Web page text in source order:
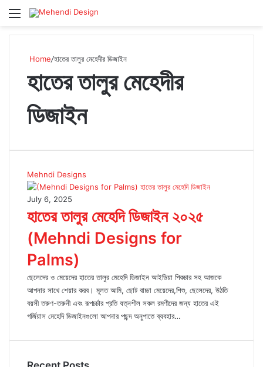
Menu
Home/হাতের তালুর মেহেদীর ডিজাইন
হাতের তালুর মেহেদীর
ডিজাইন
Mehndi Designs
July 6, 2025
হাতের তালুর মেহেদি ডিজাইন ২০২৫
(Mehndi Designs for
Palms)
ছেলেদের ও মেয়েদের হাতের তালুর মেহেদি ডিজাইন আইডিয়া পিকচার সহ আজকে
আপনার সাথে শেয়ার করব। মূলত আমি, ছোট বাচ্চা মেয়েদের,শিশু, ছেলেদের, উঠতি
বয়সী তরুণ-তরুনী এবং রূপচর্চার প্রতি যত্নশীল সকল রমণীদের জন্য হাতের এই
গর্জিয়াস মেহেদি ডিজাইনগুলো আপনার পছন্দ অনুপাতে ব্যবহার…